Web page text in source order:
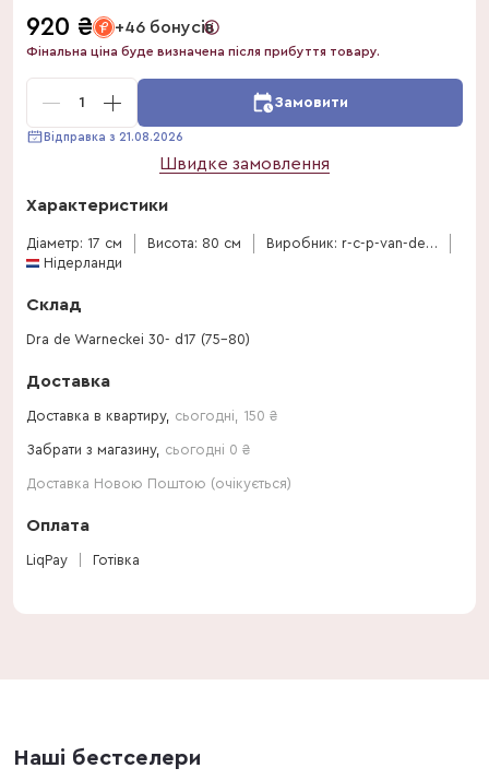
920 ₴ +46 бонусів
Фінальна ціна буде визначена після прибуття товару.
1 Замовити
Відправка з 21.08.2026
Швидке замовлення
Характеристики
Діаметр: 17 см Висота: 80 см
Виробник: r-c-p-van-den-bosch
Нідерланди
Склад
Dra de Warneckei 30- d17 (75-80)
Доставка
Доставка в квартиру, сьогодні 150 ₴
Забрати з магазину, сьогодні 0 ₴
Доставка Новою Поштою (очікується)
Оплата
LiqPay Готівка
Наші бестселери